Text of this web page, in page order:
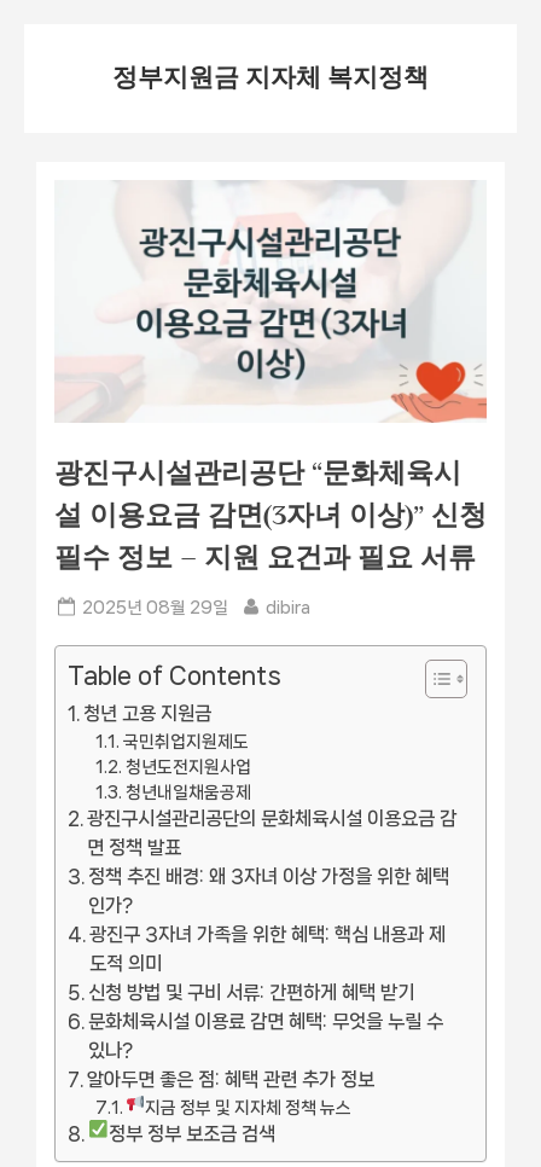
정부지원금 지자체 복지정책
광진구시설관리공단 “문화체육시
설 이용요금 감면(3자녀 이상)” 신청
필수 정보 – 지원 요건과 필요 서류
Posted
2025년 08월 29일 By
dibira
Table of Contents
청년 고용 지원금
국민취업지원제도
청년도전지원사업
청년내일채움공제
광진구시설관리공단의 문화체육시설 이용요금 감
면 정책 발표
정책 추진 배경: 왜 3자녀 이상 가정을 위한 혜택
인가?
광진구 3자녀 가족을 위한 혜택: 핵심 내용과 제
도적 의미
신청 방법 및 구비 서류: 간편하게 혜택 받기
문화체육시설 이용료 감면 혜택: 무엇을 누릴 수
있나?
알아두면 좋은 점: 혜택 관련 추가 정보
지금 정부 및 지자체 정책 뉴스
정부 정부 보조금 검색